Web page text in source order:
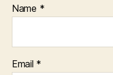
Name *
Email *